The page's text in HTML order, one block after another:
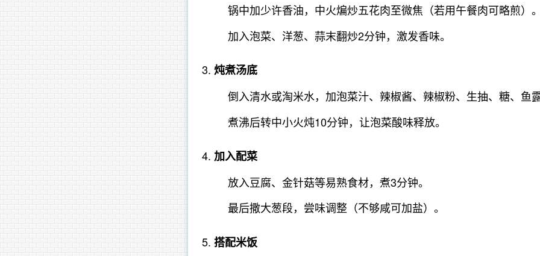
锅中加少许香油，中火煸炒五花肉至微焦（若用午餐肉可略煎）
加入泡菜、洋葱、蒜末翻炒2分钟，激发香味。
炖煮汤底
倒入清水或淘米水，加泡菜汁、辣椒酱、辣椒粉、生抽、糖、鱼
煮沸后转中小火炖10分钟，让泡菜酸味释放。
加入配菜
放入豆腐、金针菇等易熟食材，煮3分钟。
最后撒大葱段，尝味调整（不够咸可加盐）。
搭配米饭